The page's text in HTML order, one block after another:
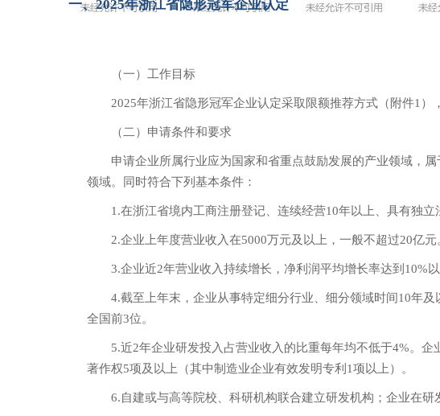
一、2025年浙江省隐形冠军企业认定
（一）工作目标
2025年浙江省隐形冠军企业认定采取限额推荐方式（附件1
（二）申请条件和要求
申请企业所属行业应为国家和省重点鼓励发展的产业领域，
领域。同时符合下列基本条件：
1.在浙江省境内工商注册登记、连续经营10年以上、具有独立
2.企业上年度营业收入在5000万元及以上，一般不超过20亿元
3.企业近2年营业收入持续增长，净利润平均增长率达到10%
4.截至上年末，企业从事特定细分行业、细分领域时间10年
全国前3位。
5.近2年企业研发投入占营业收入的比重每年均不低于4%。
著作权5项及以上（其中制造业企业有效发明专利1项以上）。
6.自建或与高等院校、科研机构联合建立研发机构；企业在